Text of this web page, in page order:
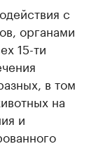
с
органами
15-ти
в том
на
и